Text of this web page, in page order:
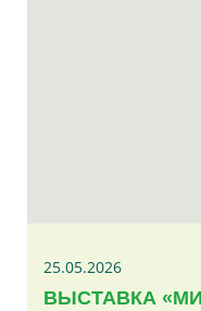
25.05.2026
ВЫСТАВКА